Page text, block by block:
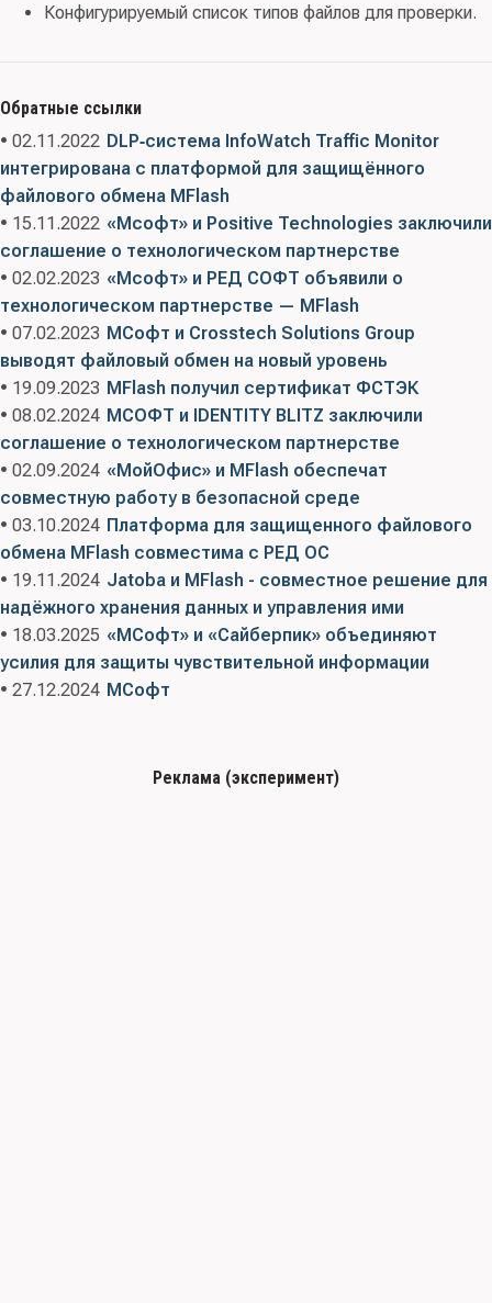
Конфигурируемый список типов файлов для проверки.
Обратные ссылки
• 02.11.2022 DLP‑система InfoWatch Traffic Monitor
интегрирована с платформой для защищённого
файлового обмена MFlash
• 15.11.2022 «Мсофт» и Positive Technologies заключили
соглашение о технологическом партнерстве
• 02.02.2023 «Мсофт» и РЕД СОФТ объявили о
технологическом партнерстве — MFlash
• 07.02.2023 МСофт и Crosstech Solutions Group
выводят файловый обмен на новый уровень
• 19.09.2023 MFlash получил сертификат ФСТЭК
• 08.02.2024 МСОФТ и IDENTITY BLITZ заключили
соглашение о технологическом партнерстве
• 02.09.2024 «МойОфис» и MFlash обеспечат
совместную работу в безопасной среде
• 03.10.2024 Платформа для защищенного файлового
обмена MFlash совместима с РЕД ОС
• 19.11.2024 Jatoba и MFlash - совместное решение для
надёжного хранения данных и управления ими
• 18.03.2025 «МСофт» и «Сайберпик» объединяют
усилия для защиты чувствительной информации
• 27.12.2024 МСофт
Реклама (эксперимент)